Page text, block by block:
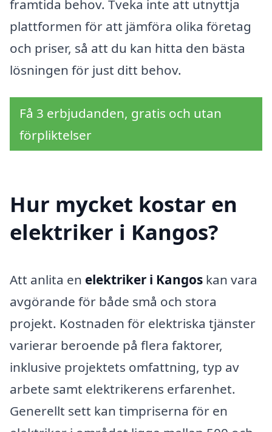
framtida behov. Tveka inte att utnyttja
plattformen för att jämföra olika företag
och priser, så att du kan hitta den bästa
lösningen för just ditt behov.
Få 3 erbjudanden, gratis och utan
förpliktelser
Hur mycket kostar en
elektriker i Kangos?
Att anlita en elektriker i Kangos kan vara
avgörande för både små och stora
projekt. Kostnaden för elektriska tjänster
varierar beroende på flera faktorer,
inklusive projektets omfattning, typ av
arbete samt elektrikerens erfarenhet.
Generellt sett kan timpriserna för en